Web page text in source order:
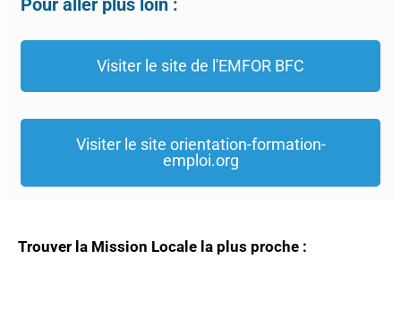
Visiter le site de l'EMFOR BFC
Visiter le site orientation-formation-
emploi.org
Trouver la Mission Locale la plus proche :